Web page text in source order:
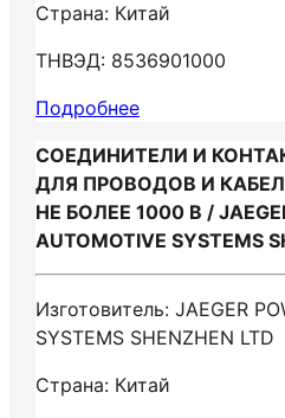
Страна: Китай
ТНВЭД: 8536901000
Подробнее
СОЕДИНИТЕЛИ И
ДЛЯ ПРОВОДОВ И
НЕ БОЛЕЕ 1000 В /
AUTOMOTIVE SYSTEMS
Изготовитель: JAEGER
SYSTEMS SHENZHEN LTD
Страна: Китай